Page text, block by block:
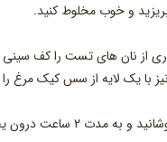
و خوب مخلوط کنید.
از نان های تست را کف
با یک لایه از سس کیک مرغ را
تا طعم مواد جذب نان شود.